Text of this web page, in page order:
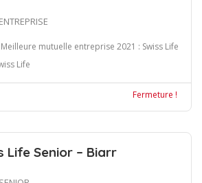
mutuelle entreprise 2021 : Swiss Life
Life
Fermeture !
Life Senior – Biarr